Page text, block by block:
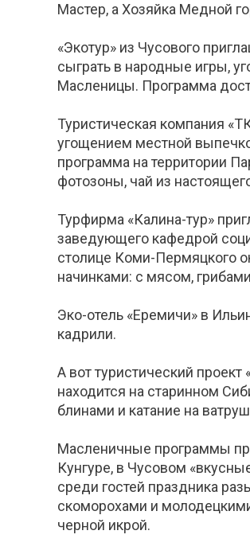
Мастер, а Хозяйка Медной
«Экотур» из Чусового
сыграть в народные игры,
Масленицы. Программа
Туристическая компания
угощением местной
программа на территории
фотозоны, чай из
Турфирма «Калина-тур»
заведующего кафедрой
столице Коми-Пермяцкого
начинками: с мясом,
Эко-отель «Еремичи» в
кадрили.
А вот туристический
находится на старинном
блинами и катание на
Масленичные программы
Кунгуре, в Чусовом
среди гостей праздника
скоморохами и
черной икрой.